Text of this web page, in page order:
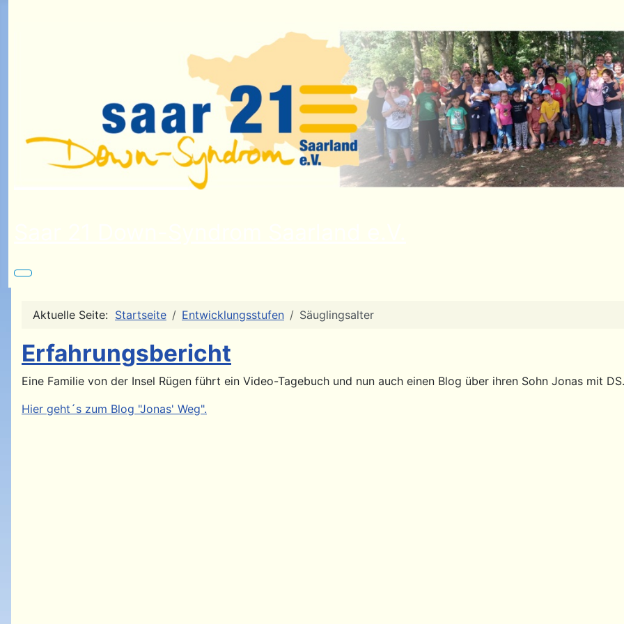
Aktuelle Seite: Startseite Entwicklungsstufen Säuglingsalter
Erfahrungsbericht
Eine Familie von der Insel Rügen führt ein Video-Tagebuch und nun auch einen Blog über ihren Sohn Jonas mit DS.
Hier geht´s zum Blog "Jonas' Weg".